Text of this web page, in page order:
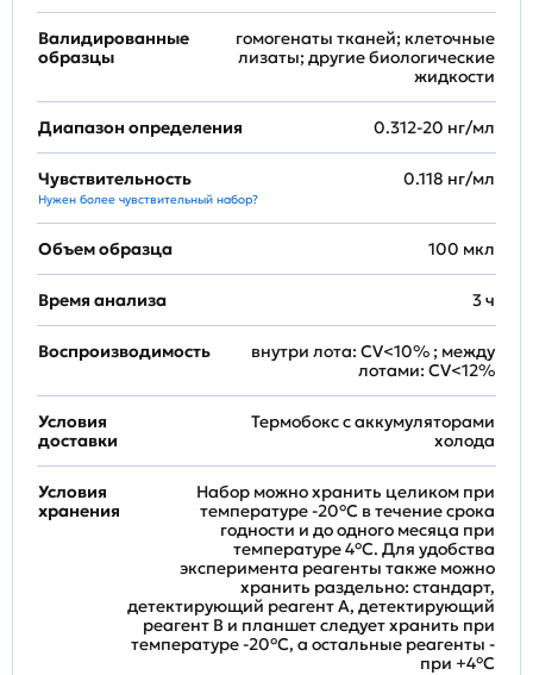
Валидированные
образцы
гомогенаты тканей; клеточные
лизаты; другие биологические
жидкости
Диапазон определения 0.312-20 нг/мл
Чувствительность
Нужен более чувствительный набор?
0.118 нг/мл
Объем образца 100 мкл
Время анализа 3 ч
Воспроизводимость
внутри лота: CV<10% ; между
лотами: CV<12%
Условия
доставки
Термобокс с аккумуляторами
холода
Условия
хранения
Набор можно хранить целиком при
температуре -20°C в течение срока
годности и до одного месяца при
температуре 4°C. Для удобства
эксперимента реагенты также можно
хранить раздельно: стандарт,
детектирующий реагент A, детектирующий
реагент B и планшет следует хранить при
температуре -20°C, а остальные реагенты -
при +4°С